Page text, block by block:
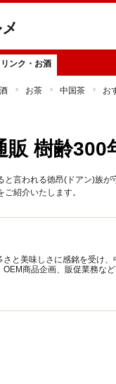
リンク・お酒
お茶 中国茶 お
樹齢300
言われる徳昂(ドアン)族
紹介いたします。
と美味しさに感銘を受け
商品企画、販促業務など